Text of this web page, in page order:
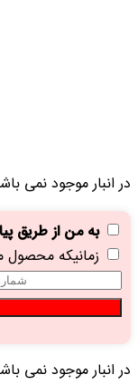
در انبار موجود نمی
به من از طریق
زمانیکه
در انبار موجود نمی